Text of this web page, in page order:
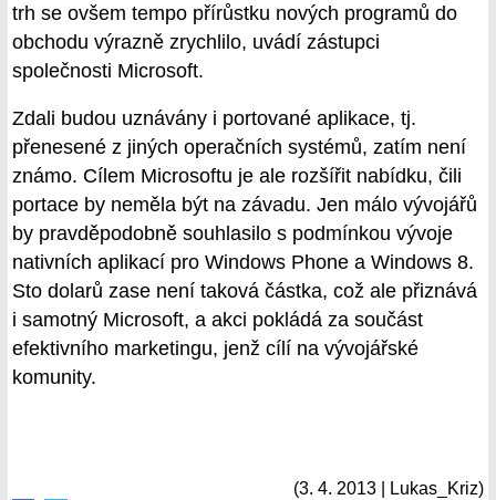
trh se ovšem tempo přírůstku nových programů do
obchodu výrazně zrychlilo, uvádí zástupci
společnosti Microsoft.
Zdali budou uznávány i portované aplikace, tj.
přenesené z jiných operačních systémů, zatím není
známo. Cílem Microsoftu je ale rozšířit nabídku, čili
portace by neměla být na závadu. Jen málo vývojářů
by pravděpodobně souhlasilo s podmínkou vývoje
nativních aplikací pro Windows Phone a Windows 8.
Sto dolarů zase není taková částka, což ale přiznává
i samotný Microsoft, a akci pokládá za součást
efektivního marketingu, jenž cílí na vývojářské
komunity.
(3. 4. 2013 | Lukas_Kriz)